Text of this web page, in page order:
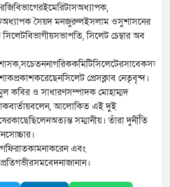
সৈয়দ মনজুরুলইসলাম ওসুশাসনের
সিলেট চেম্বার অব
প্রেসক্লাব নেতৃবৃন্দ।
কবির ও সাধারণসম্পাদক মোহাম্মদ
আলোকিত এই দুই
সম্মানীয়। তাঁরা দুর্নীতি
এবং